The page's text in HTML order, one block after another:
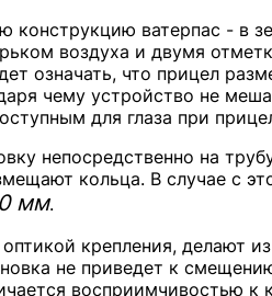
конструкцию ватерпас - в
воздуха и двумя
означать, что прицел
чему устройство не
для глаза при
непосредственно на
кольца. В случае с
мм.
крепления, делают из
не приведет к
восприимчивостью к